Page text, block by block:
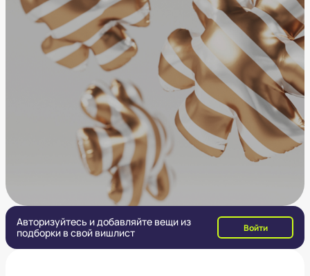
Авторизуйтесь и добавляйте вещи из
подборки в свой вишлист
Войти